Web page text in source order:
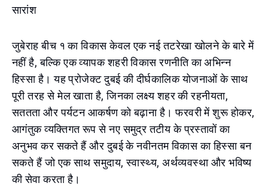
सारांश
जुबेराह बीच १ का विकास केवल एक नई तटरेखा खोलने के बारे में
नहीं है, बल्कि एक व्यापक शहरी विकास रणनीति का अभिन्न
हिस्सा है। यह प्रोजेक्ट दुबई की दीर्घकालिक योजनाओं के साथ
पूरी तरह से मेल खाता है, जिनका लक्ष्य शहर की रहनीयता,
सततता और पर्यटन आकर्षण को बढ़ाना है। फरवरी में शुरू होकर,
आगंतुक व्यक्तिगत रूप से नए समुद्र तटीय के प्रस्तावों का
अनुभव कर सकते हैं और दुबई के नवीनतम विकास का हिस्सा बन
सकते हैं जो एक साथ समुदाय, स्वास्थ्य, अर्थव्यवस्था और भविष्य
की सेवा करता है।